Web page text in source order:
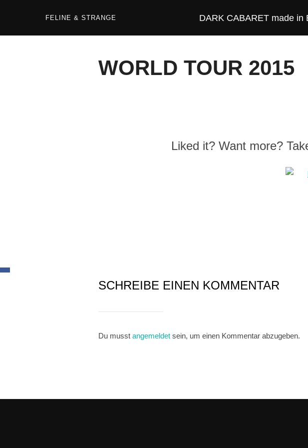
FELINE & STRANGE DARK CABARET made in
WORLD TOUR 2015
Liked it? Want more?
SCHREIBE EINEN KOMMENTAR
Du musst angemeldet sein, um einen Kommentar abzugeben.